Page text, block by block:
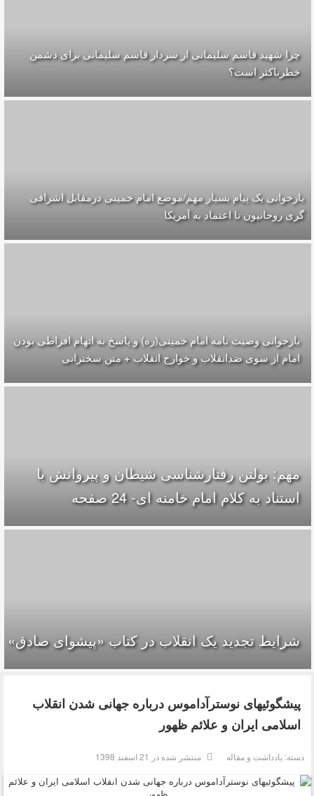
چرا شهید قاسم سلیمانی از سردار قاسم سلیمانی برای دشمن
خطرناکتر است؟
بازخوانی یک پیام بسیار مهم/موضع امام خمینی درمقابل اشرافی
گری روحانیون تا اعتماد به آمریکا
بازخوانی وصیت نامه امام خمینی(ره) و پاسخ به اتهام افراطی بودن
امام از سوی ضدانقلاب و خوارج انقلاب + متن سخنرانی
مهم: بولتن رفتارشناسی شیطان و پیروانش با
استناد به کلام امام خامنه ای- 24 صفحه
شرایط تجدید یک انقلاب در کتاب «پیشوای صادق»
پیشگوئیهای نوسترآداموس درباره جهانی شدن انقلاب
اسلامی ایران و علائم ظهور
دسته:یادداشت و مقاله منتشر شده در 21 اسفند 1398